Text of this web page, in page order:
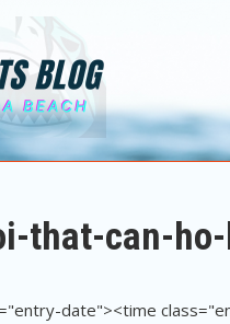
that-can-
date"><time